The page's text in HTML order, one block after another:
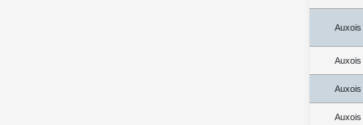
Auxois
Auxois
Auxois
Auxois